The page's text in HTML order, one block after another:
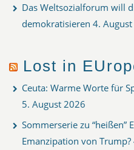
Das Weltsozialforum will
demokratisieren 4.
Lost in
Ceuta: Warme Worte für
5. August 2026
Sommerserie zu “heißen”
Emanzipation von Trump?